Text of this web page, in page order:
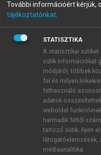
A regisztráció után a
BELÉPÉS SAJÁT
ÚJ FIÓK
1 óra díjmentes
E-MAIL-CÍM
További információért kérjük,
tájékoztatónkat
STATISZTIKA
A statisztikai sütiket
sütik információkat
módjáról, többek
fel és milyen
felhasználó
adatok
weboldal
harmadik féltől
tartozó sütik; ilyen
látogatóelemzések,
médiaanalitika.